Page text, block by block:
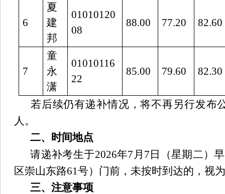
6
夏
建
邦
01010120
08
88.00 77.20 82.60
7
童
永
潇
01010116
22
85.00 79.60 82.30
若后续仍有递补情况，将不再另行发布
人。
二、时间地点
请递补考生于2026年7 月 7 日（星期二）早
区崇山东路61号） 门前 ，未按时到达的，视
三、注意事项